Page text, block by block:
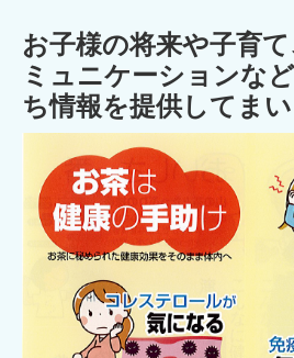
お子様の将来や子育
ミュニケーションな
ち情報を提供してまい